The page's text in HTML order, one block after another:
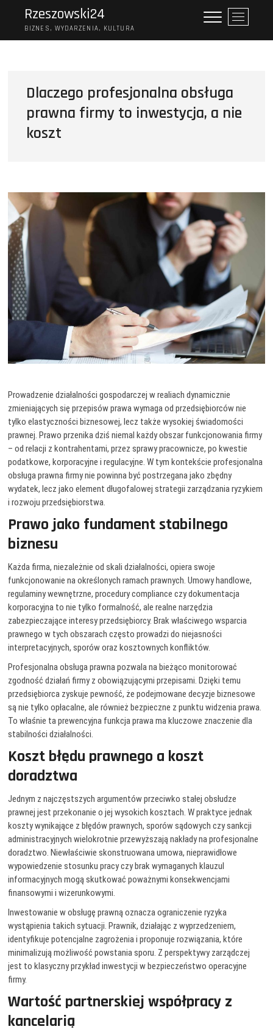
content
Rzeszowski24
BIZNES, WYDARZENIA, KULTURA
P
r
z
s
k
Dlaczego profesjonalna obsługa
prawna firmy to inwestycja, a nie
koszt
Prowadzenie działalności gospodarczej w realiach dynamicznie
zmieniających się przepisów prawa wymaga od przedsiębiorców nie
tylko elastyczności biznesowej, lecz także wysokiej świadomości
prawnej. Prawo przenika dziś niemal każdy obszar funkcjonowania firmy
– od relacji z kontrahentami, przez sprawy pracownicze, po kwestie
podatkowe, korporacyjne i regulacyjne. W tym kontekście profesjonalna
obsługa prawna firmy nie powinna być postrzegana jako zbędny
wydatek, lecz jako element długofalowej strategii zarządzania ryzykiem
i rozwoju przedsiębiorstwa.
Prawo jako fundament stabilnego
biznesu
Każda firma, niezależnie od skali działalności, opiera swoje
funkcjonowanie na określonych ramach prawnych. Umowy handlowe,
regulaminy wewnętrzne, procedury compliance czy dokumentacja
korporacyjna to nie tylko formalność, ale realne narzędzia
zabezpieczające interesy przedsiębiorcy. Brak właściwego wsparcia
prawnego w tych obszarach często prowadzi do niejasności
interpretacyjnych, sporów oraz kosztownych konfliktów.
Profesjonalna obsługa prawna pozwala na bieżąco monitorować
zgodność działań firmy z obowiązującymi przepisami. Dzięki temu
przedsiębiorca zyskuje pewność, że podejmowane decyzje biznesowe
są nie tylko opłacalne, ale również bezpieczne z punktu widzenia prawa.
To właśnie ta prewencyjna funkcja prawa ma kluczowe znaczenie dla
stabilności działalności.
Koszt błędu prawnego a koszt
doradztwa
Jednym z najczęstszych argumentów przeciwko stałej obsłudze
prawnej jest przekonanie o jej wysokich kosztach. W praktyce jednak
koszty wynikające z błędów prawnych, sporów sądowych czy sankcji
administracyjnych wielokrotnie przewyższają nakłady na profesjonalne
doradztwo. Niewłaściwie skonstruowana umowa, nieprawidłowe
wypowiedzenie stosunku pracy czy brak wymaganych klauzul
informacyjnych mogą skutkować poważnymi konsekwencjami
finansowymi i wizerunkowymi.
Inwestowanie w obsługę prawną oznacza ograniczenie ryzyka
wystąpienia takich sytuacji. Prawnik, działając z wyprzedzeniem,
identyfikuje potencjalne zagrożenia i proponuje rozwiązania, które
minimalizują możliwość powstania sporu. Z perspektywy zarządczej
jest to klasyczny przykład inwestycji w bezpieczeństwo operacyjne
firmy.
Wartość partnerskiej współpracy z
kancelarią